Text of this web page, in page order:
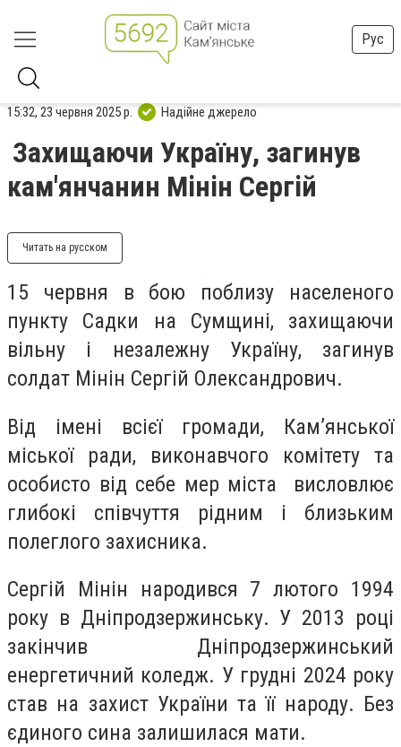
Рус
15:32, 23 червня 2025 р. Надійне джерело
Захищаючи Україну, загинув
кам'янчанин Мінін Сергій
Читать на русском
15 червня в бою поблизу населеного
пункту Садки на Сумщині, захищаючи
вільну і незалежну Україну, загинув
солдат Мінін Сергій Олександрович.
Від імені всієї громади, Кам’янської
міської ради, виконавчого комітету та
особисто від себе мер міста висловлює
глибокі співчуття рідним і близьким
полеглого захисника.
Сергій Мінін народився 7 лютого 1994
року в Дніпродзержинську. У 2013 році
закінчив Дніпродзержинський
енергетичний коледж. У грудні 2024 року
став на захист України та її народу. Без
єдиного сина залишилася мати.